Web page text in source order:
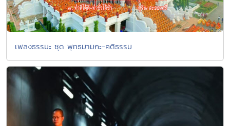
เพลงธรรมะ ชุด พุทธมามกะ-คติธรรม